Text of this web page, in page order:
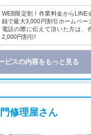
WEB限定割！作業料金からLINE
録で最大3,000円割引ホームペー
電話の際に伝えて頂いた方は、
2,000円割引!
ビスの内容をもっと見る
修理屋さん